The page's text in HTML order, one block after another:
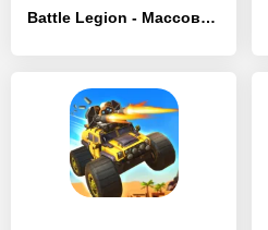
Battle Legion - Массовые битвы